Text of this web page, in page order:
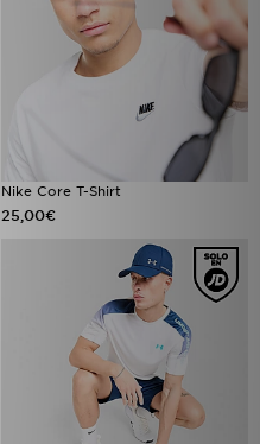
Nike Core T-Shirt
25,00€